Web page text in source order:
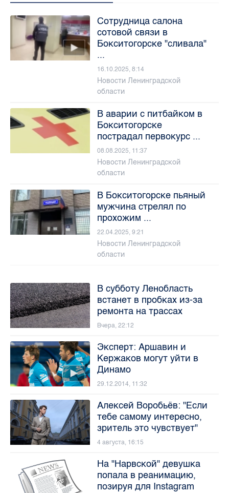
Сотрудница салона
сотовой связи в
Бокситогорске "сливала"
...
16.10.2025, 8:14
Новости Ленинградской
области
В аварии с питбайком в
Бокситогорске
пострадал первокурс ...
08.08.2025, 11:37
Новости Ленинградской
области
В Бокситогорске пьяный
мужчина стрелял по
прохожим ...
22.04.2025, 9:21
Новости Ленинградской
области
В субботу Ленобласть
встанет в пробках из-за
ремонта на трассах
Вчера, 22:12
Эксперт: Аршавин и
Кержаков могут уйти в
Динамо
29.12.2014, 11:32
Алексей Воробьёв: "Если
тебе самому интересно,
зритель это чувствует"
4 августа, 16:15
На "Нарвской" девушка
попала в реанимацию,
позируя для Instagram